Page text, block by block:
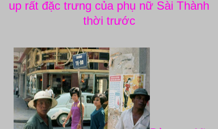
up rất đặc trưng của phụ nữ Sài Thành
thời trước